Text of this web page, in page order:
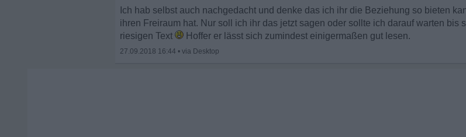
Ich hab selbst auch nachgedacht und denke das ich ihr die Beziehung so bieten
ihren Freiraum hat. Nur soll ich ihr das jetzt sagen oder sollte ich darauf warten bis
riesigen Text
Hoffer er lässt sich zumindest einigermaßen gut lesen.
27.09.2018 16:44 •